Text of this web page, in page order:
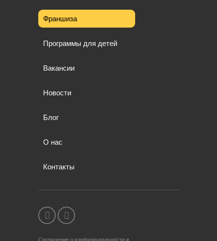
Франшиза
Программы для детей
Вакансии
Новости
Блог
О нас
Контакты
Соглашение о конфидициальности и